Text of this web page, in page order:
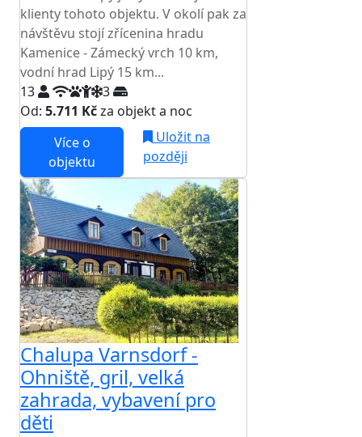
klienty tohoto objektu. V okolí pak za
návštěvu stojí zřícenina hradu
Kamenice - Zámecký vrch 10 km,
vodní hrad Lipý 15 km...
13
3
Od: 5.711 Kčza objekt a noc
Více o
objektu
Uložit na
později
Chalupa Varnsdorf -
Ohniště, gril, velká
zahrada, vybavení pro
děti